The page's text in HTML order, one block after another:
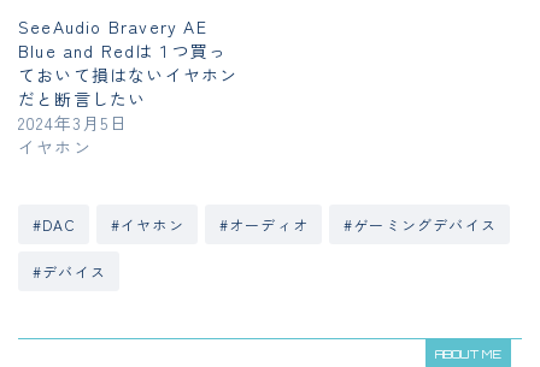
SeeAudio Bravery AE
Blue and Redは１つ買っ
ておいて損はないイヤホン
だと断言したい
2024年3月5日
イヤホン
#DAC #イヤホン #オーディオ #ゲーミングデバイス
#デバイス
ABOUT ME